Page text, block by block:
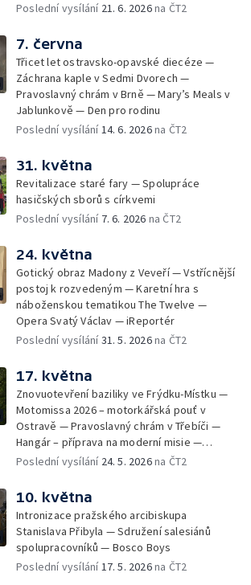
Poslední vysílání 21. 6. 2026na ČT2
7. června
Třicet let ostravsko-opavské diecéze —
Záchrana kaple v Sedmi Dvorech —
Pravoslavný chrám v Brně — Mary’s Meals v
Jablunkově — Den pro rodinu
Poslední vysílání14. 6. 2026na ČT2
31. května
Revitalizace staré fary — Spolupráce
hasičských sborů s církvemi
Poslední vysílání 7. 6. 2026 na ČT2
24. května
Gotický obraz Madony z Veveří — Vstřícnější
postoj k rozvedeným — Karetní hra s
náboženskou tematikou The Twelve —
Opera Svatý Václav — iReportér
Poslední vysílání31. 5. 2026na ČT2
17. května
Znovuotevření baziliky ve Frýdku-Místku —
Motomissa 2026 – motorkářská pouť v
Ostravě — Pravoslavný chrám v Třebíči —
Hangár – příprava na moderní misie —
Opavská Kavárna pro radost
Poslední vysílání 24. 5. 2026na ČT2
10. května
Intronizace pražského arcibiskupa
Stanislava Přibyla — Sdružení salesiánů
spolupracovníků — Bosco Boys
Poslední vysílání17. 5. 2026na ČT2